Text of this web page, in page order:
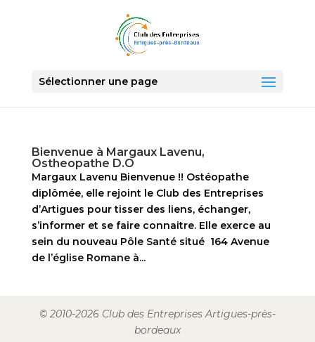
Sélectionner une page
Bienvenue à Margaux Lavenu,
Ostheopathe D.O
Margaux Lavenu Bienvenue !! Ostéopathe
diplômée, elle rejoint le Club des Entreprises
d’Artigues pour tisser des liens, échanger,
s’informer et se faire connaitre. Elle exerce au
sein du nouveau Pôle Santé situé 164 Avenue
de l’église Romane à...
© 2010-2026 Club des Entreprises Artigues-près-
bordeaux